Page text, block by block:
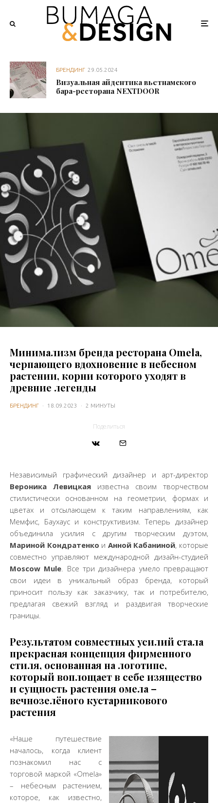
БРЕНДИНГ 29.05.2024
Визуальная айдентика вьетнамского
бара-ресторана NEXTDOOR
Минимализм бренда ресторана Omela,
черпающего вдохновение в небесном
растении, корни которого уходят в
древние легенды
БРЕНДИНГ · 18.09.2023 · 2 МИНУТЫ
Поделиться
Независимый графический дизайнер и арт-директор
Вероника Левицкая известна своим творчеством
стилистически основанном на геометрии, формах и
цветах и отсылающем к таким направлениям, как
Мемфис, Баухаус и конструктивизм. Теперь дизайнер
объединила усилия с другим творческим дуэтом,
Мариной Кондратенко и Анной Кабаниной, которые
совместно управляют международной дизайн-студией
Moscow Mule . Все три дизайнера умело превращают
свои идеи в уникальный образ бренда, который
приносит пользу как заказчику, так и потребителю,
предлагая свежий взгляд и раздвигая творческие
границы.
Результатом совместных усилий стала
прекрасная концепция фирменного
стиля, основанная на логотипе,
который воплощает в себе изящество
и сущность растения омела –
вечнозелёного кустарникового
растения
«Наше путешествие
началось, когда клиент
познакомил нас с
торговой маркой «Omela»
– небесным растением,
которое, как известно,